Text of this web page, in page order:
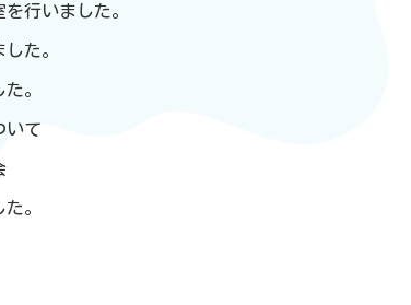
行いました。
た。
。
いて
。